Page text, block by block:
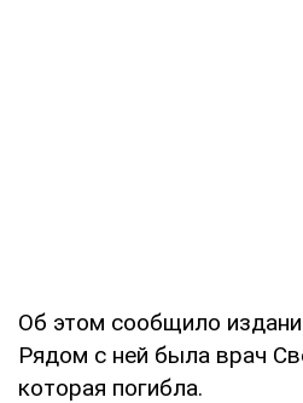
Об этом сообщило
Рядом с ней была врач
которая погибла.